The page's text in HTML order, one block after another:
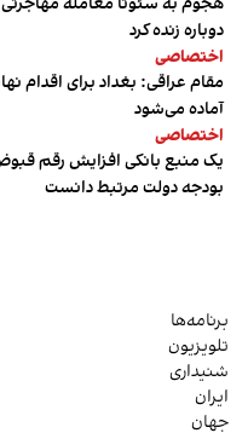
دوباره زنده کرد
اختصاصی
مقام عراقی: بغداد برای اقدام
آماده می‌شود
اختصاصی
یک منبع بانکی افزایش رقم
بودجه دولت مرتبط دانست
برنامه‌ها
تلویزیون
شنیداری
ایران
جهان